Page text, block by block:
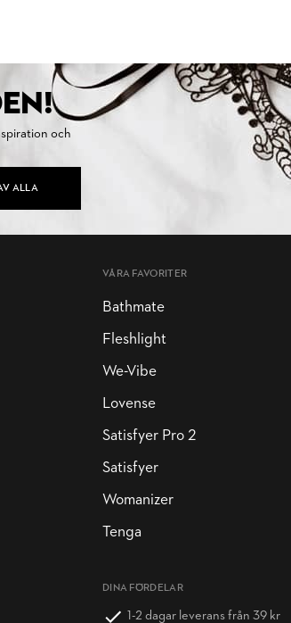
och
ALLA
VÅRA FAVORITER
Bathmate
Fleshlight
We-Vibe
Lovense
Satisfyer Pro 2
Satisfyer
Womanizer
Tenga
DINA FÖRDELAR
1-2 dagar leverans från 39 kr